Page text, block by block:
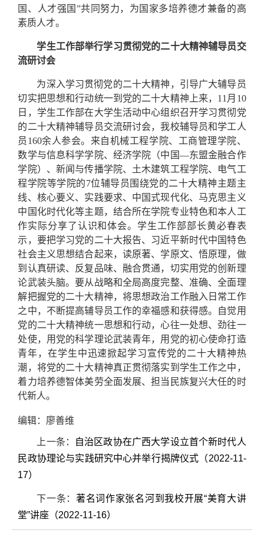
国、人才强国”共同努力，为国家多培养德才兼备的高
素质人才。
学生工作部举行学习贯彻党的二十大精神辅导员交
流研讨会
为深入学习贯彻党的二十大精神，引导广大辅导员
切实把思想和行动统一到党的二十大精神上来，11月10
日，学生工作部在大学生活动中心组织召开学习贯彻党
的二十大精神辅导员交流研讨会，我校辅导员和学工人
员160余人参会。来自机械工程学院、工商管理学院、
数学与信息科学学院、经济学院（中国—东盟金融合作
学院）、新闻与传播学院、土木建筑工程学院、电气工
程学院等学院的7位辅导员围绕党的二十大精神主题主
线、核心要义、实践要求、中国式现代化、马克思主义
中国化时代化等主题，结合所在学院专业特色和本人工
作实际分享了认识和体会。学生工作部部长黄必春表
示，要把学习党的二十大报告、习近平新时代中国特色
社会主义思想结合起来，读原著、学原文、悟原理，做
到认真研读、反复品味、融合贯通，切实用党的创新理
论武装头脑。要从战略和全局高度完整、准确、全面理
解把握党的二十大精神，将思想政治工作融入日常工作
之中，不断提高辅导员工作的幸福感和获得感。自觉用
党的二十大精神统一思想和行动，心往一处想、劲往一
处使，用党的科学理论武装青年，用党的初心使命打造
青年，在学生中迅速掀起学习宣传党的二十大精神热
潮，将党的二十大精神真正贯彻落实到学生工作之中，
着力培养德智体美劳全面发展、担当民族复兴大任的时
代新人。
编辑：廖善维
上一条：
自治区政协在广西大学设立首个新时代人
民政协理论与实践研究中心并举行揭牌仪式（2022-11-
17）
下一条：著名词作家张名河到我校开展“美育大讲
堂”讲座（2022-11-16）